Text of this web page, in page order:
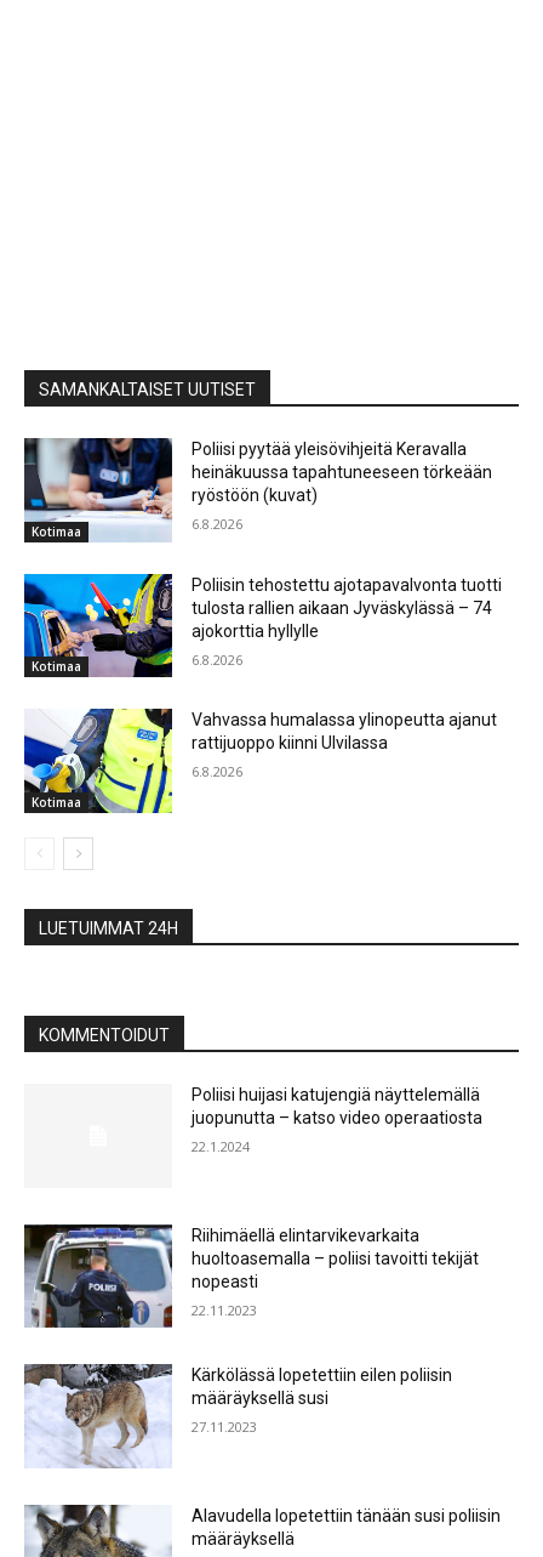
SAMANKALTAISET UUTISET
Kotimaa
Poliisi pyytää yleisövihjeitä Keravalla
heinäkuussa tapahtuneeseen törkeään
ryöstöön (kuvat)
6.8.2026
Kotimaa
Poliisin tehostettu ajotapavalvonta tuotti
tulosta rallien aikaan Jyväskylässä – 74
ajokorttia hyllylle
6.8.2026
Kotimaa
Vahvassa humalassa ylinopeutta ajanut
rattijuoppo kiinni Ulvilassa
6.8.2026
LUETUIMMAT 24H
KOMMENTOIDUT
Poliisi huijasi katujengiä näyttelemällä
juopunutta – katso video operaatiosta
22.1.2024
Riihimäellä elintarvikevarkaita
huoltoasemalla – poliisi tavoitti tekijät
nopeasti
22.11.2023
Kärkölässä lopetettiin eilen poliisin
määräyksellä susi
27.11.2023
Alavudella lopetettiin tänään susi poliisin
määräyksellä